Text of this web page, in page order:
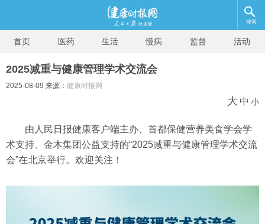
搜索
首页 医药 生活 慢病 监督 活动
2025减重与健康管理学术交流会
2025-08-09 来源： 健康时报网
大 中 小
由人民日报健康客户端主办、首都保健营养美食学会学
术支持、金木集团公益支持的“2025减重与健康管理学术交流
会”在北京举行。欢迎关注！